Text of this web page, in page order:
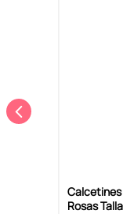
Calcetines
Rosas